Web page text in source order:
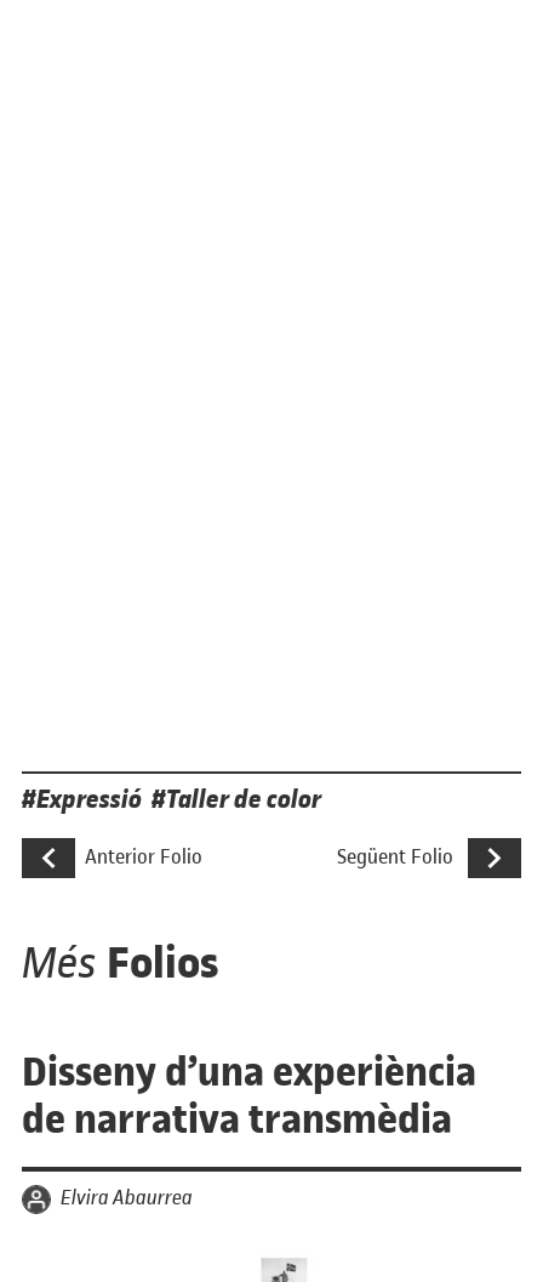
Etiquetes
Expressió Taller de color
Navegació d'entrades
Anterior Folio Storytelling com a tècnica per a
Següent Folio
Més Folios
Disseny d’una experiència
de narrativa transmèdia
per Elvira Abaurrea